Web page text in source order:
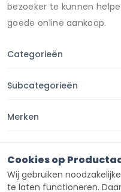
bezoeker te kunnen
goede online aankoop.
Categorieën
Subcategorieën
Merken
Contact
Cookies op
Wij gebruiken
te laten functioneren.